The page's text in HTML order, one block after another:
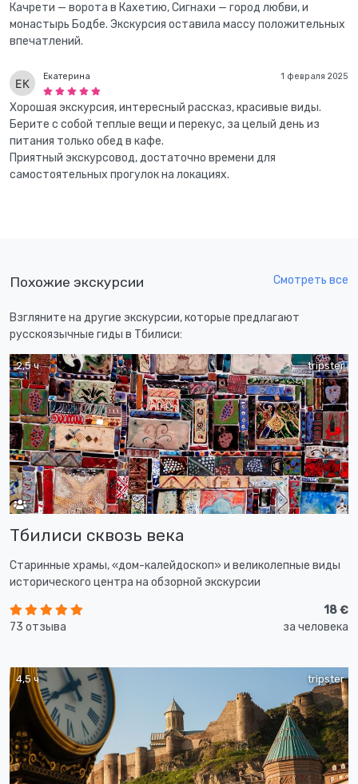
Качрети — ворота в Кахетию, Сигнахи — город любви, и
монастырь Бодбе. Экскурсия оставила массу положительных
впечатлений.
1 февраля 2025
Екатерина
Хорошая экскурсия, интересный рассказ, красивые виды.
Берите с собой теплые вещи и перекус, за целый день из
питания только обед в кафе.
Приятный экскурсовод, достаточно времени для
самостоятельных прогулок на локациях.
Похожие экскурсии Смотреть все
Взгляните на другие экскурсии, которые предлагают
русскоязычные гиды в Тбилиси:
tripster
2,5 ч
Тбилиси сквозь века
Старинные храмы, «дом-калейдоскоп» и великолепные виды
исторического центра на обзорной экскурсии
73 отзыва
18 €
за человека
tripster
4,5 ч